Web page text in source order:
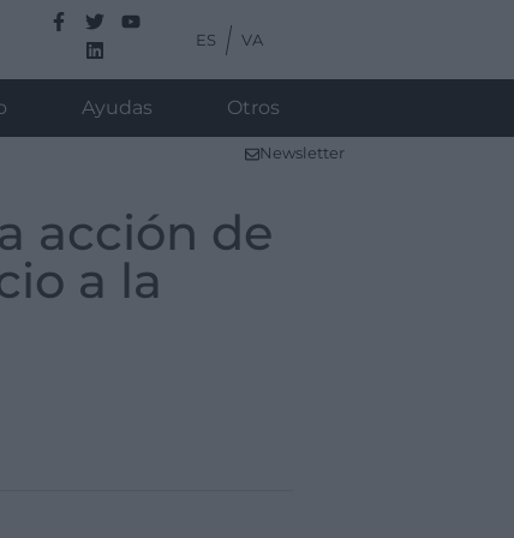
ES VA
Ayudas Otros
Newsletter
acción de
a la